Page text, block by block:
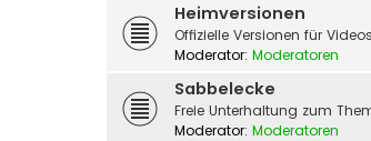
Heimversionen
Offizielle Versionen für
Moderator: Moderatoren
Sabbelecke
Freie Unterhaltung zum
Moderator: Moderatoren